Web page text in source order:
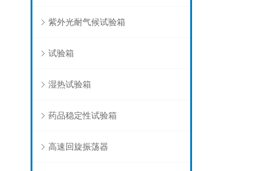
紫外光耐气候试验箱
试验箱
湿热试验箱
药品稳定性试验箱
高速回旋振荡器